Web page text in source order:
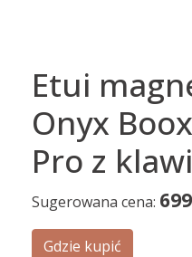
Etui
Onyx
Pro z
Sugerowana cena: 699
Gdzie kupić